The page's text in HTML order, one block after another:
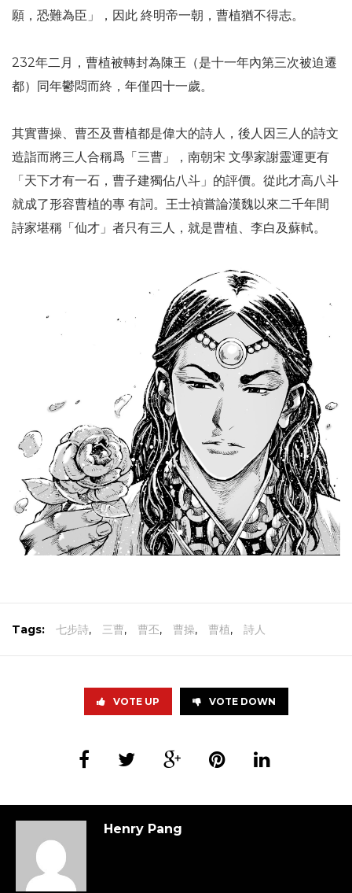
願，恐難為臣」，因此 終明帝一朝，曹植猶不得志。
232年二月，曹植被轉封為陳王（是十一年內第三次被迫遷
都）同年鬱悶而終，年僅四十一歲。
其實曹操、曹丕及曹植都是偉大的詩人，後人因三人的詩文
造詣而將三人合稱爲「三曹」，南朝宋 文學家謝靈運更有
「天下才有一石，曹子建獨佔八斗」的評價。從此才高八斗
就成了形容曹植的專 有詞。王士禎嘗論漢魏以來二千年間
詩家堪稱「仙才」者只有三人，就是曹植、李白及蘇軾。
Tags: 七步詩, 三曹, 曹丕, 曹操, 曹植, 詩人
VOTE UP VOTE DOWN
Henry Pang